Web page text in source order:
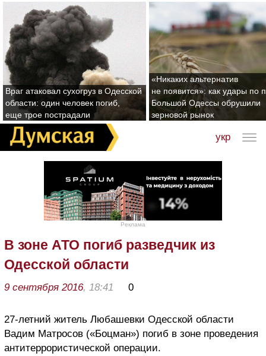
Враг атаковал сухогруз в Одесской
области: один человек погиб,
еще трое пострадали
«Никаких альтернатив
не появится»: как удары по
Большой Одессы обрушили
зерновой рынок
укр
Реклама
В зоне АТО погиб разведчик из
Одесской области
9 сентября 2016, 18:41 0
27-летний житель Любашевки Одесской области
Вадим Матросов («Боцман») погиб в зоне проведения
антитеррористической операции.